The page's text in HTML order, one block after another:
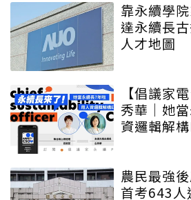
靠永續學
達永續長
人才地圖
【倡議家
秀華｜她
資邏輯解
農民最強
首考643人